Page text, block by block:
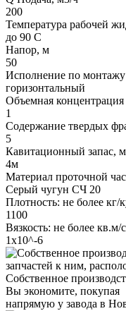
200
Температура рабочей
до 90 С
Напор, м
50
Исполнение по монтажу
горизонтальный
Объемная
1
Содержание твердых
5
Кавитационный запас, м
4м
Материал проточной
Серый чугун СЧ 20
Плотность: не более кг/
1100
Вязкость: не более кв.м/с
1х10^-6
Собственное
Вы экономите, покупая
напрямую у завода в